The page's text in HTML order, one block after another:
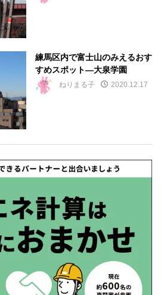
練馬区内で富士山のみえるおす
すめスポット―大泉学園
ねりまる子 2020.12.17